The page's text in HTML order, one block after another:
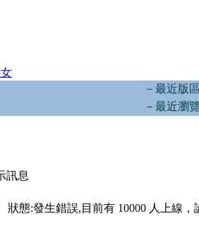
－最近版
－最近瀏
訊息
狀態:發生錯誤,目前有 10000 人上線